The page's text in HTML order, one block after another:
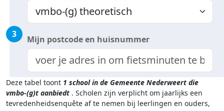
3 Mijn postcode en huisnummer
Deze tabel toont 1 school in de Gemeente Nederweert die
vmbo-(g)t aanbiedt . Scholen zijn verplicht om jaarlijks een
tevredenheidsenquête af te nemen bij leerlingen en ouders,